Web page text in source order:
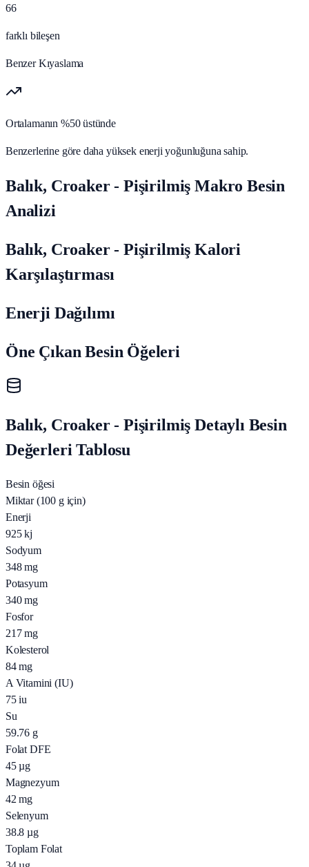
66
farklı bileşen
Benzer Kıyaslama
Ortalamanın %50 üstünde
Benzerlerine göre daha yüksek enerji yoğunluğuna sahip.
Balık, Croaker - Pişirilmiş Makro Besin
Analizi
Balık, Croaker - Pişirilmiş Kalori
Karşılaştırması
Enerji Dağılımı
Öne Çıkan Besin Öğeleri
Balık, Croaker - Pişirilmiş Detaylı Besin
Değerleri Tablosu
Besin öğesi
Miktar (100 g için)
Enerji
925 kj
Sodyum
348 mg
Potasyum
340 mg
Fosfor
217 mg
Kolesterol
84 mg
A Vitamini (IU)
75 iu
Su
59.76 g
Folat DFE
45 µg
Magnezyum
42 mg
Selenyum
38.8 µg
Toplam Folat